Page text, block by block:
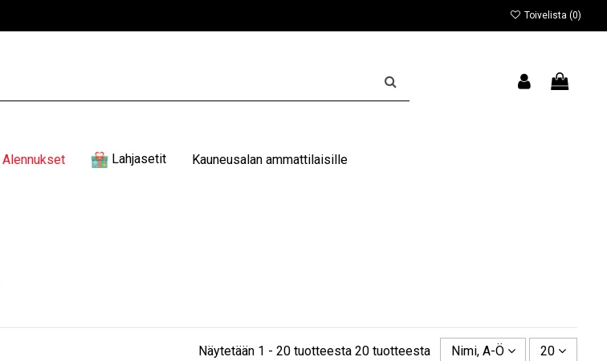
Toivelista (0)
Alennukset Lahjasetit Kauneusalan ammattilaisille
Näytetään 1 - 20 tuotteesta 20 tuotteesta Nimi, A-Ö 20